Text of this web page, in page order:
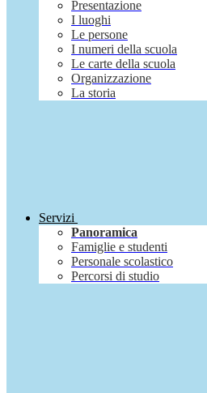
Presentazione
I luoghi
Le persone
I numeri della scuola
Le carte della scuola
Organizzazione
La storia
Servizi
Panoramica
Famiglie e studenti
Personale scolastico
Percorsi di studio